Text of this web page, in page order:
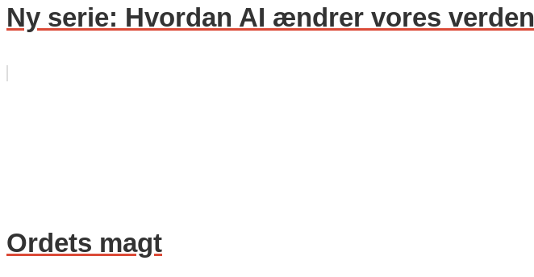
Ny serie: Hvordan AI ændrer vores verden
Ordets magt